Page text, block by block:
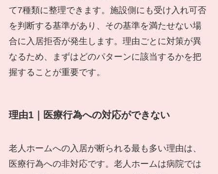
て7種類に整理できます。施設側にも受け入れ可否
を判断する基準があり、その基準を満たせない場
合に入居拒否が発生します。理由ごとに対策が異
なるため、まずはどのパターンに該当するかを把
握することが重要です。
理由1｜医療行為への対応ができない
老人ホームへの入居が断られる最も多い理由は、
医療行為への非対応です。老人ホームは病院では